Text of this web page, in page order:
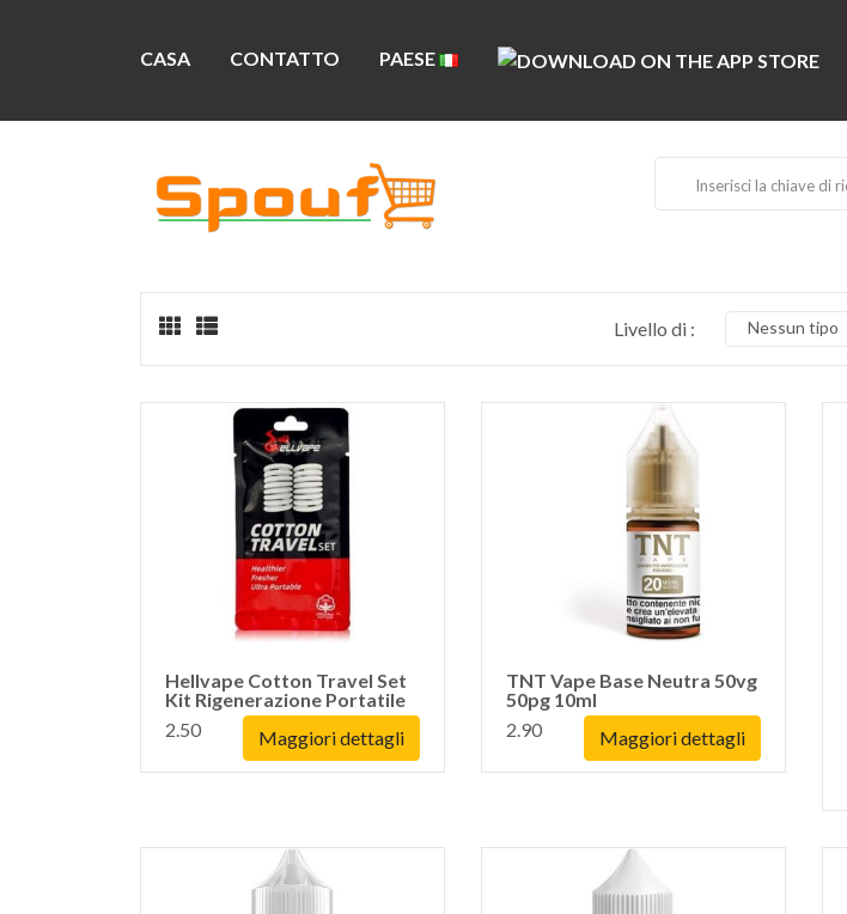
CASA CONTATTO PAESE
Livello di : Nessun tipo
Hellvape Cotton Travel Set
Kit Rigenerazione Portatile
2.50
Maggiori dettagli
TNT Vape Base Neutra 50vg
50pg 10ml
2.90
Maggiori dettagli